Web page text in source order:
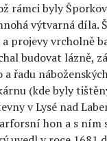
rámci byly
výtvarná díla.
projevy vrcholně
budovat lázně,
řadu
(kde byly
v Lysé nad
hon a s ním